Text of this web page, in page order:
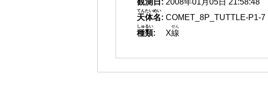
観測 日 : 2008年01月05日 21:58:48
天体名
てんたいめい
: COMET_8P_TUTTLE-P1-7
種類
しゅるい
: X線
せん